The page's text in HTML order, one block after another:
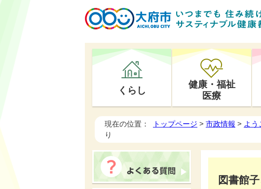
くらし
健康・福祉
医療
現在の位置： トップページ > 市政情報 > よう
り
図書館